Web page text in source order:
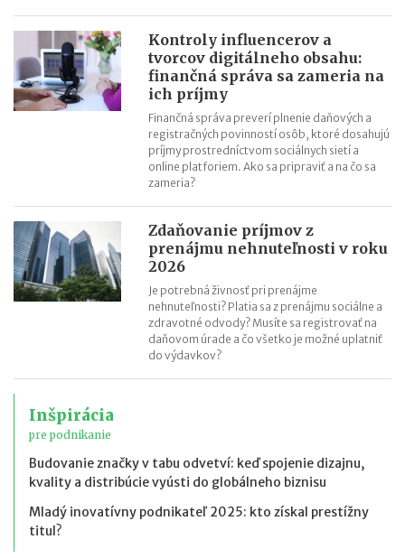
Kontroly influencerov a
tvorcov digitálneho obsahu:
finančná správa sa zameria na
ich príjmy
Finančná správa preverí plnenie daňových a
registračných povinností osôb, ktoré dosahujú
príjmy prostredníctvom sociálnych sietí a
online platforiem. Ako sa pripraviť a na čo sa
zameria?
Zdaňovanie príjmov z
prenájmu nehnuteľnosti v roku
2026
Je potrebná živnosť pri prenájme
nehnuteľnosti? Platia sa z prenájmu sociálne a
zdravotné odvody? Musíte sa registrovať na
daňovom úrade a čo všetko je možné uplatniť
do výdavkov?
Inšpirácia
pre podnikanie
Budovanie značky v tabu odvetví: keď spojenie dizajnu,
kvality a distribúcie vyústi do globálneho biznisu
Mladý inovatívny podnikateľ 2025: kto získal prestížny
titul?